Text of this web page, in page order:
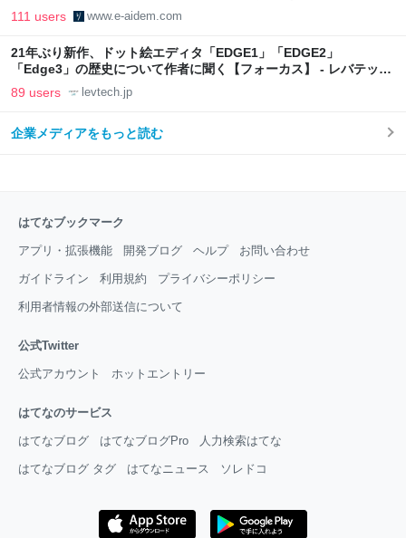
111 users www.e-aidem.com
21年ぶり新作、ドット絵エディタ「EDGE1」「EDGE2」
「Edge3」の歴史について作者に聞く【フォーカス】 - レバテック
LAB
89 users levtech.jp
企業メディアをもっと読む
はてなブックマーク
アプリ・拡張機能 開発ブログ ヘルプ お問い合わせ
ガイドライン 利用規約 プライバシーポリシー
利用者情報の外部送信について
公式Twitter
公式アカウント ホットエントリー
はてなのサービス
はてなブログ はてなブログPro 人力検索はてな
はてなブログ タグ はてなニュース ソレドコ